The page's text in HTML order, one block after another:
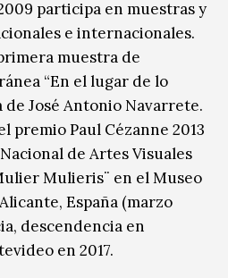
participa en muestras y
e internacionales.
muestra de
“En el lugar de lo
José Antonio Navarrete.
premio Paul Cézanne 2013
de Artes Visuales
Mulieris¨ en el Museo
España (marzo
descendencia en
en 2017.